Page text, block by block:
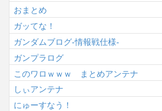
おまとめ
ガッてな！
ガンダムブログ-情報戦仕様-
ガンプラログ
このワロｗｗｗ まとめアンテナ
しぃアンテナ
にゅーすなう！